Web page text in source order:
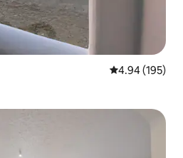
平均评分 4.94
4.94 (195)